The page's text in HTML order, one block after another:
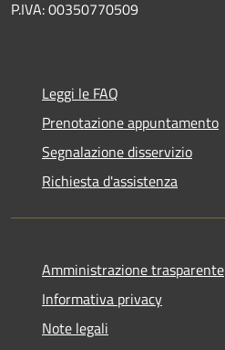
P.IVA: 00350770509
Leggi le FAQ
Prenotazione appuntamento
Segnalazione disservizio
Richiesta d'assistenza
Amministrazione trasparente
Informativa privacy
Note legali